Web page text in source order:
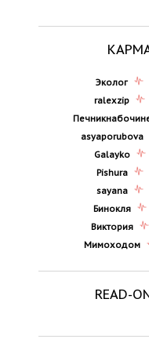
Эколог
ralexzip
asyaporubova
Galayko
Pishura
sayana
Бинокля
Виктория
Мимоходом
READ-